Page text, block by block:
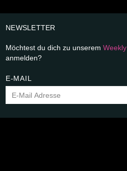
NEWSLETTER
Möchtest du dich zu unserem
anmelden?
E-MAIL